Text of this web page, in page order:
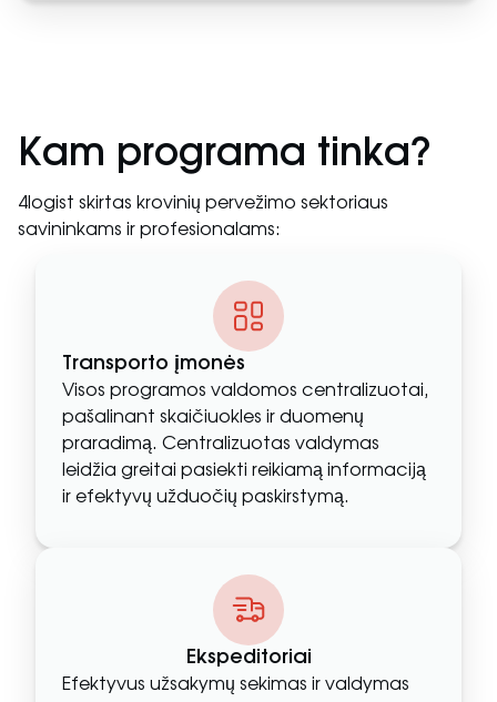
Kam programa tinka?
4logist skirtas krovinių pervežimo sektoriaus
savininkams ir profesionalams:
Transporto įmonės
Visos programos valdomos centralizuotai,
pašalinant skaičiuokles ir duomenų
praradimą. Centralizuotas valdymas
leidžia greitai pasiekti reikiamą informaciją
ir efektyvų užduočių paskirstymą.
Ekspeditoriai
Efektyvus užsakymų sekimas ir valdymas